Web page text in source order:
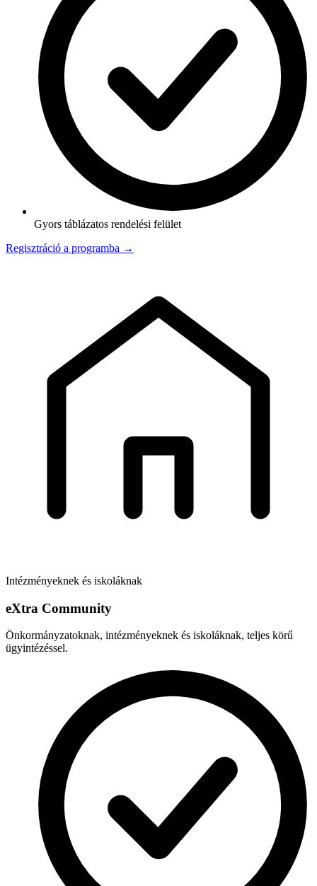
Gyors táblázatos rendelési felület
Regisztráció a programba →
Intézményeknek és iskoláknak
eXtra Community
Önkormányzatoknak, intézményeknek és iskoláknak, teljes körű
ügyintézéssel.